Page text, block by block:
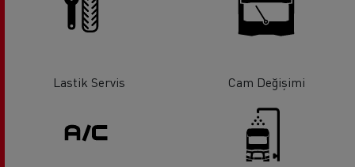
Lastik Servis Cam Değişimi